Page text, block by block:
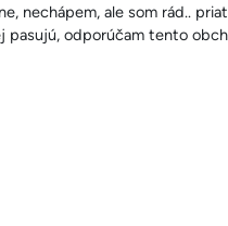
nechápem, ale som rád..
pasujú, odporúčam tento